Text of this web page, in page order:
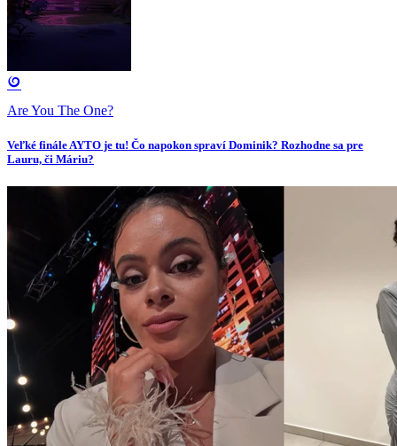
Are You The One?
Veľké finále AYTO je tu! Čo napokon spraví Dominik? Rozhodne sa pre
Lauru, či Máriu?